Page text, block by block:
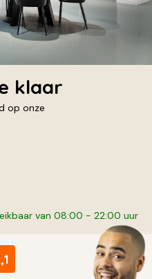
klaar
op onze
van 08:00 - 22:00 uur